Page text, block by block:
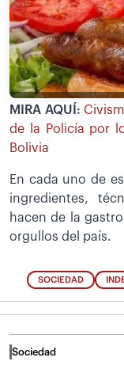
MIRA AQUÍ:
de la Policía por
Bolivia
En cada uno de
ingredientes,
hacen de la
orgullos del país.
SOCIEDAD
Sociedad